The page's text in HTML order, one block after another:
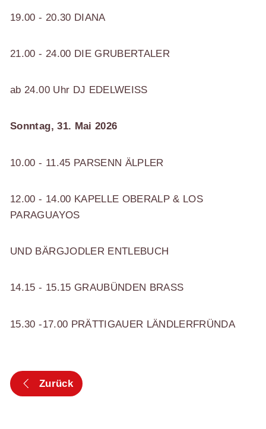
19.00 - 20.30 DIANA
21.00 - 24.00 DIE GRUBERTALER
ab 24.00 Uhr DJ EDELWEISS
Sonntag, 31. Mai 2026
10.00 - 11.45 PARSENN ÄLPLER
12.00 - 14.00 KAPELLE OBERALP & LOS
PARAGUAYOS
UND BÄRGJODLER ENTLEBUCH
14.15 - 15.15 GRAUBÜNDEN BRASS
15.30 -17.00 PRÄTTIGAUER LÄNDLERFRÜNDA
Zurück